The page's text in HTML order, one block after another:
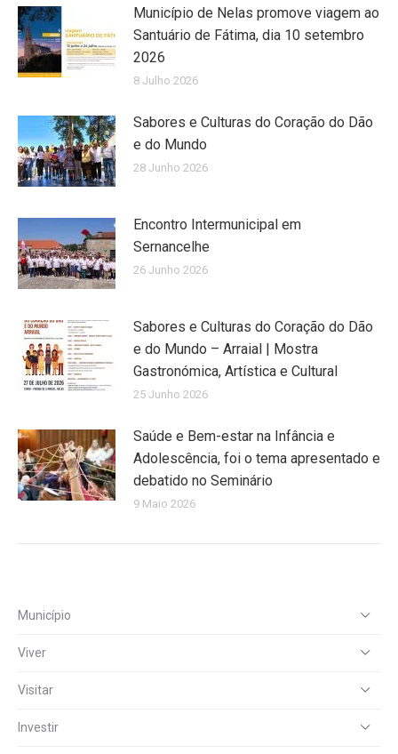
Município de Nelas promove viagem ao
Santuário de Fátima, dia 10 setembro
2026
8 Julho 2026
Sabores e Culturas do Coração do Dão
e do Mundo
28 Junho 2026
Encontro Intermunicipal em
Sernancelhe
26 Junho 2026
Sabores e Culturas do Coração do Dão
e do Mundo – Arraial | Mostra
Gastronómica, Artística e Cultural
25 Junho 2026
Saúde e Bem-estar na Infância e
Adolescência, foi o tema apresentado e
debatido no Seminário
9 Maio 2026
Município
Viver
Visitar
Investir